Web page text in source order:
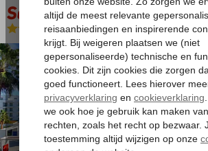
Sol Torremolinos Don Pablo
Logies en ontbijt -Hotel